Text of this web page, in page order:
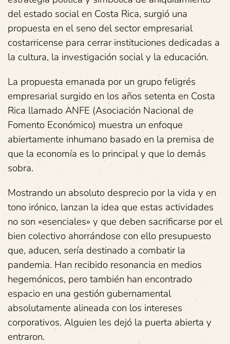
del estado social en Costa Rica, surgió una
propuesta en el seno del sector empresarial
costarricense para cerrar instituciones dedicadas a
la cultura, la investigación social y la educación.
La propuesta emanada por un grupo feligrés
empresarial surgido en los años setenta en Costa
Rica llamado ANFE (Asociación Nacional de
Fomento Económico) muestra un enfoque
abiertamente inhumano basado en la premisa de
que la economía es lo principal y que lo demás
sobra.
Mostrando un absoluto desprecio por la vida y en
tono irónico, lanzan la idea que estas actividades
no son «esenciales» y que deben sacrificarse por el
bien colectivo ahorrándose con ello presupuesto
que, aducen, sería destinado a combatir la
pandemia. Han recibido resonancia en medios
hegemónicos, pero también han encontrado
espacio en una gestión gubernamental
absolutamente alineada con los intereses
corporativos. Alguien les dejó la puerta abierta y
entraron.